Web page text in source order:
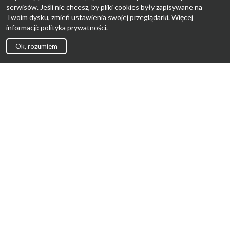
serwisów. Jeśli nie chcesz, by pliki cookies były zapisywane na
Twoim dysku, zmień ustawienia swojej przeglądarki. Więcej
informacji: polityka prywatności.
Ok, rozumiem